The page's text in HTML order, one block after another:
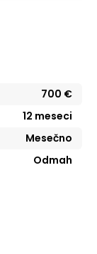
700 €
12 meseci
Mesečno
Odmah